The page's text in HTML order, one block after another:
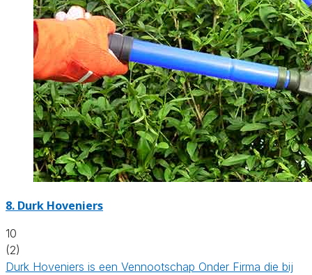
8. Durk Hoveniers
10
(2)
Durk Hoveniers is een Vennootschap Onder Firma die bij